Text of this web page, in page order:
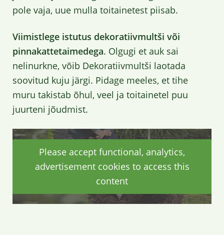
pole vaja, uue mulla toitainetest piisab.
Viimistlege istutus dekoratiivmultši või
pinnakattetaimedega. Olgugi et auk sai
nelinurkne, võib Dekoratiivmultši laotada
soovitud kuju järgi. Pidage meeles, et tihe
muru takistab õhul, veel ja toitainetel puu
juurteni jõudmist.
Please accept functional, analytics,
advertisement cookies to access this
content